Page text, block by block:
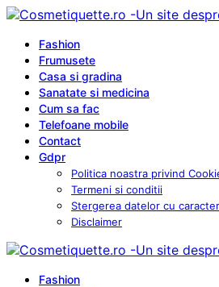
Fashion
Frumusete
Casa si gradina
Sanatate si medicina
Cum sa fac
Telefoane mobile
Contact
Gdpr
Politica noastra privind
Termeni si conditii
Stergerea datelor cu
Disclaimer
Fashion